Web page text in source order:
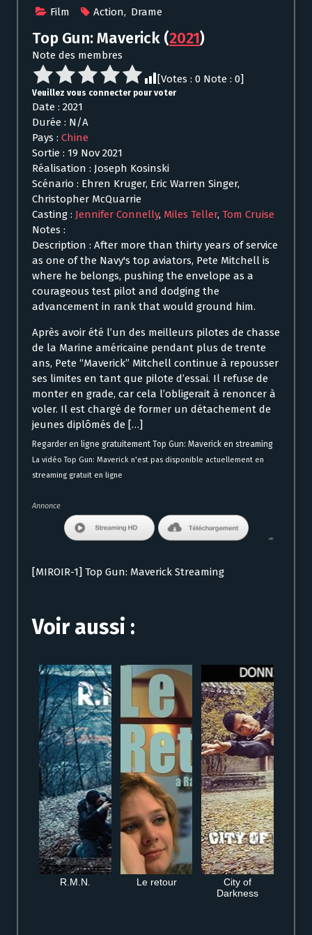
Film Action, Drame
Top Gun: Maverick (2021)
Note des membres
[Votes : 0 Note : 0]
Veuillez vous connecter pour voter
Date : 2021
Durée : N/A
Pays : Chine
Sortie : 19 Nov 2021
Réalisation : Joseph Kosinski
Scénario : Ehren Kruger, Eric Warren Singer,
Christopher McQuarrie
Casting : Jennifer Connelly, Miles Teller, Tom Cruise
Notes :
Description : After more than thirty years of service
as one of the Navy's top aviators, Pete Mitchell is
where he belongs, pushing the envelope as a
courageous test pilot and dodging the
advancement in rank that would ground him.
Après avoir été l’un des meilleurs pilotes de chasse
de la Marine américaine pendant plus de trente
ans, Pete “Maverick” Mitchell continue à repousser
ses limites en tant que pilote d’essai. Il refuse de
monter en grade, car cela l’obligerait à renoncer à
voler. Il est chargé de former un détachement de
jeunes diplômés de […]
Regarder en ligne gratuitement Top Gun: Maverick en streaming
La vidéo Top Gun: Maverick n'est pas disponible actuellement en
streaming gratuit en ligne
Annonce
[MIROIR-1] Top Gun: Maverick Streaming
Voir aussi :
R.M.N. Le retour
City of
Darkness